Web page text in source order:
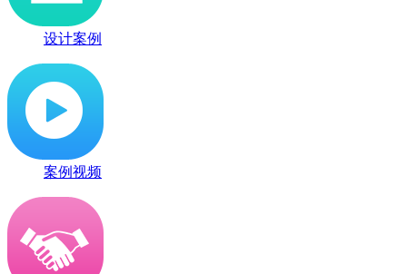
设计案例
案例视频